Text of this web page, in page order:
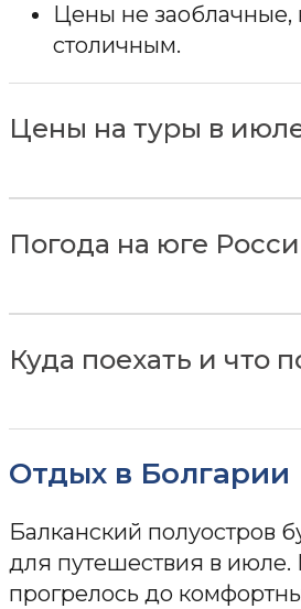
Цены не заоблачные,
столичным.
Цены на туры в
Погода на юге
Куда поехать и что
Отдых в Болгарии
Балканский полуостров
для путешествия в
прогрелось до